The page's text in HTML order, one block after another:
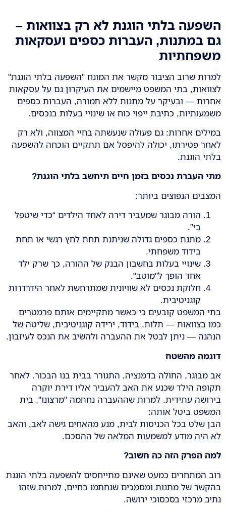
השפעה בלתי הוגנת לא רק בצוואות –
גם במתנות, העברות כספים ועסקאות
משפחתיות
למרות שרוב הציבור מקשר את המונח "השפעה בלתי הוגנת"
לצוואות, בתי המשפט מיישמים את העיקרון גם על עסקאות
אחרות — ובעיקר על מתנות ללא תמורה, העברות כספים
משמעותיות, כתיבת ייפוי כוח או שינויי בעלות בנכסים.
במילים אחרות: גם פעולה שנעשתה בחיי המצווה, ולא רק
לאחר פטירתו, יכולה להיפסל אם תתקיים הוכחה להשפעה
בלתי הוגנת.
מתי העברת נכסים בזמן חיים תיחשב בלתי הוגנת?
המצבים הנפוצים ביותר:
הורה מבוגר שמעביר דירה לאחד הילדים “כדי שיטפל
בי”.
מתנת כספים גדולה שניתנת תחת לחץ רגשי או תחת
בידוד משפחתי.
שינויי בעלות בחשבון הבנק של ההורה, כך שרק ילד
אחד הופך ל"מוטב".
חלוקת נכסים לא שוויונית שמתרחשת לאחר הידרדרות
קוגניטיבית.
בתי המשפט קובעים כי כאשר מתקיימים אותם פרמטרים
כמו בצוואות — תלות, בידוד, ירידה קוגניטיבית, שליטה של
הנהנה — ניתן לבטל את ההעברה ולהשיב את הנכס לעיזבון.
דוגמה מהשטח
אב מבוגר, החולה בדמנציה, התגורר בבית בנו הבכור. לאחר
תקופה הילד שכנע את האב להעביר אליו דירת יוקרה
בירושה עתידית. למרות שההעברה נחתמה "מרצונו", בית
המשפט ביטל אותה:
הבן שלט בכל הכניסות לבית, מנע מהאחים גישה לאב, והאב
לא היה מודע למשמעות המלאה של ההסכם.
למה הפרק הזה כה חשוב?
רוב המתחרים כמעט שאינם מתייחסים להשפעה בלתי הוגנת
בהקשר של מתנות ומסמכים שנחתמו בחיים, למרות שזהו
נתיב מרכזי בסכסוכי ירושה.